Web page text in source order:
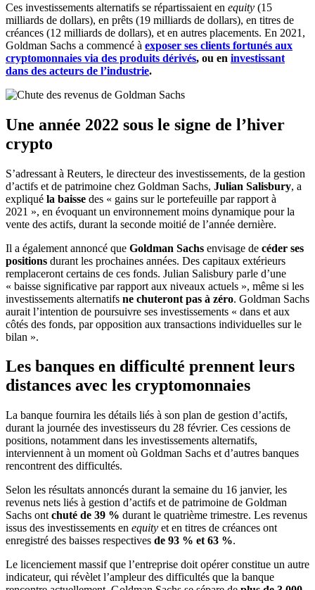
Ces investissements alternatifs se répartissaient en equity (15
milliards de dollars), en prêts (19 milliards de dollars), en titres de
créances (12 milliards de dollars), et en autres placements. En 2021,
Goldman Sachs a commencé à exposer ses clients fortunés aux
cryptomonnaies via des produits dérivés, ou en investissant
dans des acteurs de l’industrie.
Une année 2022 sous le signe de l’hiver
crypto
S’adressant à Reuters, le directeur des investissements, de la gestion
d’actifs et de patrimoine chez Goldman Sachs, Julian Salisbury, a
expliqué la baisse des « gains sur le portefeuille par rapport à
2021 », en évoquant un environnement moins dynamique pour la
vente des actifs, durant la seconde moitié de l’année dernière.
Il a également annoncé que Goldman Sachs envisage de céder ses
positions durant les prochaines années. Des capitaux extérieurs
remplaceront certains de ces fonds. Julian Salisbury parle d’une
« baisse significative par rapport aux niveaux actuels », même si les
investissements alternatifs ne chuteront pas à zéro. Goldman Sachs
aurait l’intention de poursuivre ses investissements « dans et aux
côtés des fonds, par opposition aux transactions individuelles sur le
bilan ».
Les banques en difficulté prennent leurs
distances avec les cryptomonnaies
La banque fournira les détails liés à son plan de gestion d’actifs,
durant la journée des investisseurs du 28 février. Ces cessions de
positions, notamment dans les investissements alternatifs,
interviennent à un moment où Goldman Sachs et d’autres banques
rencontrent des difficultés.
Selon les résultats annoncés durant la semaine du 16 janvier, les
revenus nets liés à gestion d’actifs et de patrimoine de Goldman
Sachs ont chuté de 39 % durant le quatrième trimestre. Les revenus
issus des investissements en equity et en titres de créances ont
enregistré des baisses respectives de 93 % et 63 %.
Le licenciement massif que l’entreprise doit opérer constitue un autre
indicateur, qui révèlet l’ampleur des difficultés que la banque